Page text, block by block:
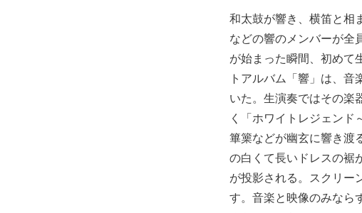
和太鼓が響き、横笛と相
などの響のメンバーが全
が始まった瞬間、初めて
トアルバム「響」は、
いた。生演奏ではその楽
く「ホワイトレジェン
篳篥などが幽玄に響き渡
の白くて長いドレスの裾
が投影される。スクリー
す。音楽と映像のみなら